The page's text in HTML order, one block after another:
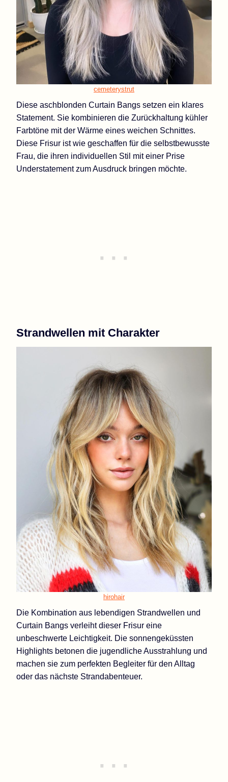
cemeterystrut
Diese aschblonden Curtain Bangs setzen ein klares
Statement. Sie kombinieren die Zurückhaltung kühler
Farbtöne mit der Wärme eines weichen Schnittes.
Diese Frisur ist wie geschaffen für die selbstbewusste
Frau, die ihren individuellen Stil mit einer Prise
Understatement zum Ausdruck bringen möchte.
Strandwellen mit Charakter
hirohair
Die Kombination aus lebendigen Strandwellen und
Curtain Bangs verleiht dieser Frisur eine
unbeschwerte Leichtigkeit. Die sonnengeküssten
Highlights betonen die jugendliche Ausstrahlung und
machen sie zum perfekten Begleiter für den Alltag
oder das nächste Strandabenteuer.